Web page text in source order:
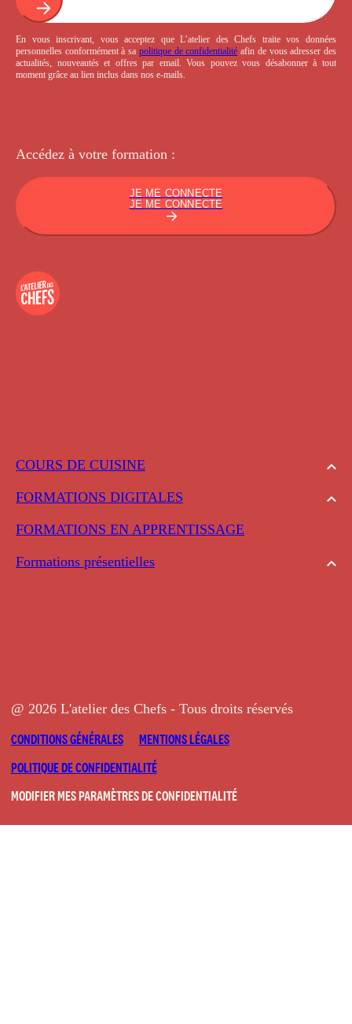
COURS DE CUISINE
FORMATIONS DIGITALES
FORMATIONS EN APPRENTISSAGE
Formations présentielles
En vous inscrivant, vous acceptez que L’atelier des Chefs traite vos données
personnelles conformément à sa politique de confidentialité afin de vous adresser des
actualités, nouveautés et offres par email. Vous pouvez vous désabonner à tout
moment grâce au lien inclus dans nos e-mails.
Accédez à votre formation :
JE ME CONNECTE
JE ME CONNECTE
@ 2026 L'atelier des Chefs - Tous droits réservés
CONDITIONS GÉNÉRALES
MENTIONS LÉGALES
POLITIQUE DE CONFIDENTIALITÉ
MODIFIER MES PARAMÈTRES DE CONFIDENTIALITÉ